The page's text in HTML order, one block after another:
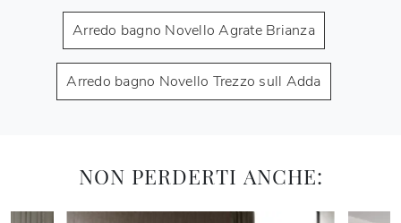
Arredo bagno Novello Agrate Brianza
Arredo bagno Novello Trezzo sull Adda
NON PERDERTI ANCHE: